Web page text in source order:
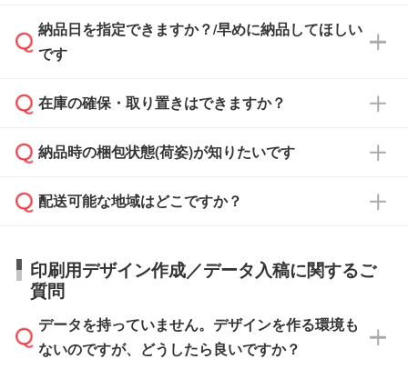
また、卒業・卒園記念品で対策委員会や個人様
校や幼稚園・保育園であれば、同様の条件でご
ご希望の際は担当スタッフまでお気軽にご相談
ください。
ず、通常はPDFデータをメール添付でお送りし
ます。
たは注文フォームの『ご注文に関する備考欄』
・印刷する場合(500個程度)
ご入金、イメージ画像の校了から約2週間～2
ご入金確認後、1～2営業日で出荷いたしま
タッフまでお問い合わせください。
ル」に注文予定日をご入力いただくと、おおよ
その締切日や出荷目安をご確認いただけます。
納品日を指定できますか？/早めに納品してほしい
です
ご希望の納期がある場合は、お問い合わせ・お
い。
応が可能かご案内いたします。
す。>>対象商品はこちら
※最短出荷日は商品によって異なります。各商
品ページにてご確認ください
在庫の確保・取り置きはできますか？
ご入金確認後に在庫を確保し、注文確定のご連
はできかねますので予めご了承ください。
納品時の梱包状態(荷姿)が知りたいです
商品によって異なります。各ページにある商品
す。(白箱、化粧箱、ブリスターパックなど)
【袋入り】 商品がひとつずつ袋に入っていま
す。(透明袋、デザイン袋など)
【個包装なし】 個包装がされていない状態で
配送可能な地域はどこですか？
日本全国へお届けが可能です。なお、海外への
直接納品は行っておりませんので予めご了承く
ださい。
印刷用デザイン作成／データ入稿に関するご
質問
データを持っていません。デザインを作る環境も
ないのですが、どうしたら良いですか？